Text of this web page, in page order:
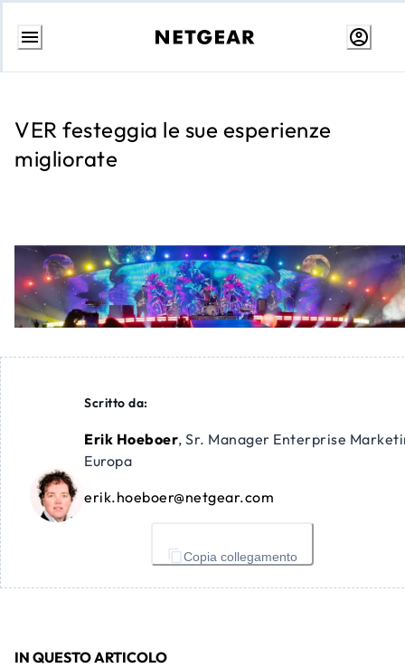
Passa
VER festeggia le sue esperienze
migliorate
Scritto da:
Erik Hoeboer, Sr. Manager Enterprise
Europa
erik.hoeboer@netgear.com
Copia collegamento
IN QUESTO ARTICOLO